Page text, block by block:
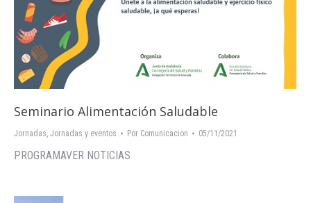
Seminario Alimentación Saludable
Jornadas, Jornadas y eventos Por Comunicacion 05/11/2021
PROGRAMAVER NOTICIAS